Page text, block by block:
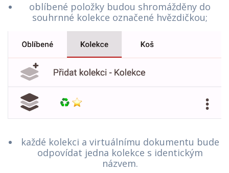
oblíbené položky budou shromážděny do
souhrnné kolekce označené hvězdičkou;
každé kolekci a virtuálnímu dokumentu bude
odpovídat jedna kolekce s identickým
názvem.